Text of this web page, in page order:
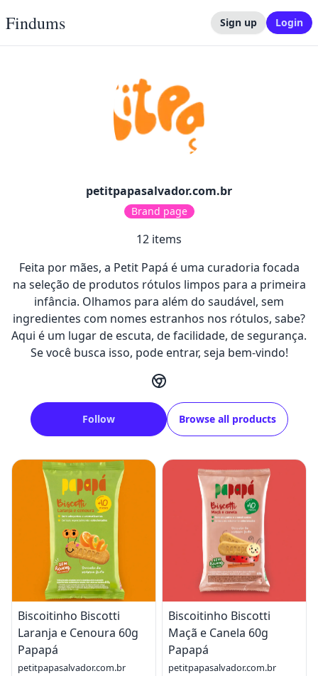
Findums Sign up Login
petitpapasalvador.com.br
Brand page
12 items
Feita por mães, a Petit Papá é uma curadoria focada
na seleção de produtos rótulos limpos para a primeira
infância. Olhamos para além do saudável, sem
ingredientes com nomes estranhos nos rótulos, sabe?
Aqui é um lugar de escuta, de facilidade, de segurança.
Se você busca isso, pode entrar, seja bem-vindo!
Follow Browse all products
Biscoitinho Biscotti
Laranja e Cenoura 60g
Papapá
petitpapasalvador.com.br
Biscoitinho Biscotti
Maçã e Canela 60g
Papapá
petitpapasalvador.com.br